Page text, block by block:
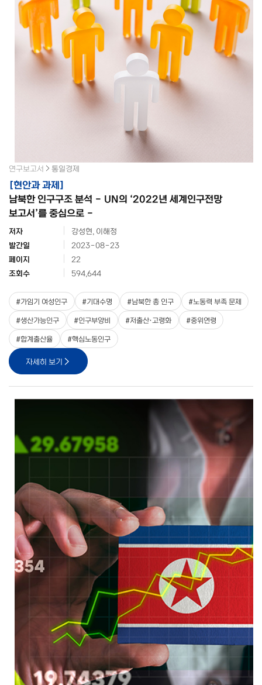
연구보고서 통일경제
[현안과 과제]
남북한 인구구조 분석 - UN의 ‘2022년 세계인구전망
보고서’를 중심으로 -
저자
강성현, 이해정
발간일
2023-08-23
페이지
22
조회수
594,644
#가임기 여성인구 #기대수명 #남북한 총 인구 #노동력 부족 문제
#생산가능인구 #인구부양비 #저출산·고령화 #중위연령
#합계출산율 #핵심노동인구
자세히 보기